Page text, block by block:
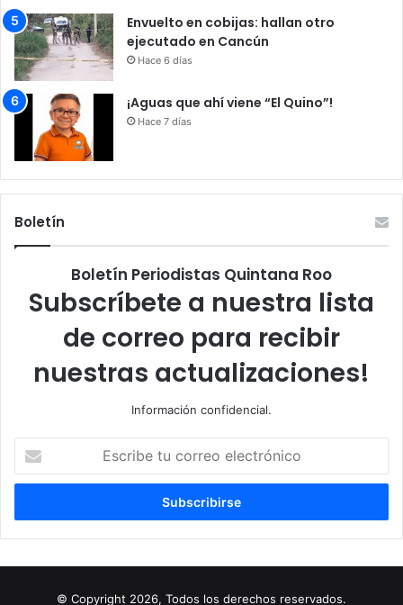
Envuelto en cobijas: hallan otro
ejecutado en Cancún
Hace 6 días
¡Aguas que ahí viene “El Quino”!
Hace 7 días
Boletín
Boletín Periodistas Quintana Roo
Subscríbete a nuestra lista
de correo para recibir
nuestras actualizaciones!
Información confidencial.
correo
© Copyright 2026, Todos los derechos reservados.